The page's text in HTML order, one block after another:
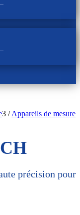
3 / Appareils de mesure
précision pour